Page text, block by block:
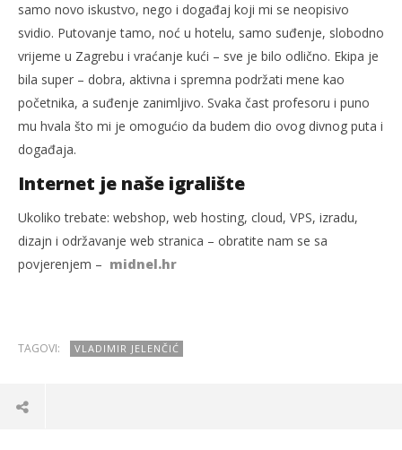
samo novo iskustvo, nego i događaj koji mi se neopisivo
svidio. Putovanje tamo, noć u hotelu, samo suđenje, slobodno
vrijeme u Zagrebu i vraćanje kući – sve je bilo odlično. Ekipa je
bila super – dobra, aktivna i spremna podržati mene kao
početnika, a suđenje zanimljivo. Svaka čast profesoru i puno
mu hvala što mi je omogućio da budem dio ovog divnog puta i
događaja.
Internet je naše igralište
Ukoliko trebate: webshop, web hosting, cloud, VPS, izradu,
dizajn i održavanje web stranica – obratite nam se sa
povjerenjem – midnel.hr
TAGOVI: VLADIMIR JELENČIĆ